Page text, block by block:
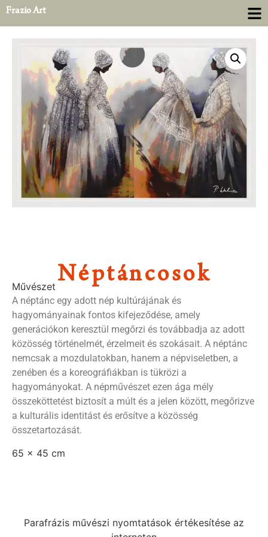
Frazio Art
Néptáncosok
Művészet
A néptánc egy adott nép kultúrájának és
hagyományainak fontos kifejeződése, amely
generációkon keresztül megőrzi és továbbadja az adott
közösség történelmét, érzelmeit és szokásait. A néptánc
nemcsak a mozdulatokban, hanem a népviseletben, a
zenében és a koreográfiákban is tükrözi a
hagyományokat. A népművészet ezen ága mély
összeköttetést biztosít a múlt és a jelen között, megőrizve
a kulturális identitást és erősítve a közösség
összetartozását.
65 x 45 cm
Parafrázis művészi nyomtatások értékesítése az